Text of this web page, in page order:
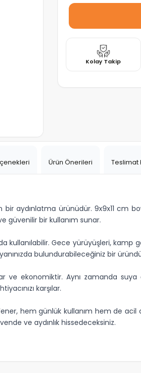
Kolay Takip
Ürün Önerileri Teslimat
aydınlatma ürünüdür. 9x9x11 cm
güvenilir bir kullanım sunar.
Gece yürüyüşleri, kamp
bulundurabileceğiniz bir
ekonomiktir. Aynı zamanda suya
karşılar.
hem günlük kullanım hem de
ve aydınlık hissedeceksiniz.